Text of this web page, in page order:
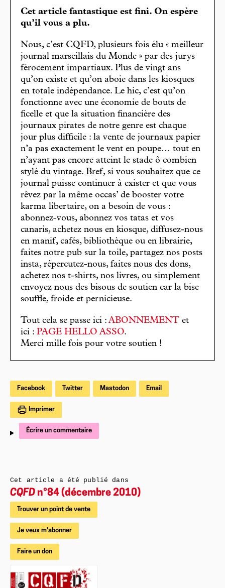
Cet article fantastique est fini. On espère
qu’il vous a plu.
Nous, c’est CQFD, plusieurs fois élu « meilleur
journal marseillais du Monde » par des jurys
férocement impartiaux. Plus de vingt ans
qu’on existe et qu’on aboie dans les kiosques
en totale indépendance. Le hic, c’est qu’on
fonctionne avec une économie de bouts de
ficelle et que la situation financière des
journaux pirates de notre genre est chaque
jour plus difficile : la vente de journaux papier
n’a pas exactement le vent en poupe… tout en
n’ayant pas encore atteint le stade ô combien
stylé du vintage. Bref, si vous souhaitez que ce
journal puisse continuer à exister et que vous
rêvez par la même occas’ de booster votre
karma libertaire, on a besoin de vous :
abonnez-vous, abonnez vos tatas et vos
canaris, achetez nous en kiosque, diffusez-nous
en manif, cafés, bibliothèque ou en librairie,
faites notre pub sur la toile, partagez nos posts
insta, répercutez-nous, faites nous des dons,
achetez nos t-shirts, nos livres, ou simplement
envoyez nous des bisous de soutien car la bise
souffle, froide et pernicieuse.
Tout cela se passe ici : ABONNEMENT et
ici : PAGE HELLO ASSO.
Merci mille fois pour votre soutien !
Facebook Twitter Mastodon Email
Imprimer
Écrire un commentaire
Cet article a été publié dans
CQFD n°84 (décembre 2010)
Trouver un point de vente
Je veux m'abonner
Faire un don